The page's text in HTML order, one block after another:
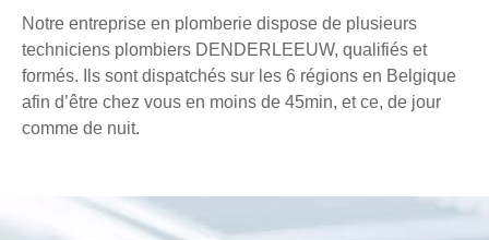
Notre entreprise en plomberie dispose de plusieurs
techniciens plombiers DENDERLEEUW, qualifiés et
formés. Ils sont dispatchés sur les 6 régions en Belgique
afin d’être chez vous en moins de 45min, et ce, de jour
comme de nuit.